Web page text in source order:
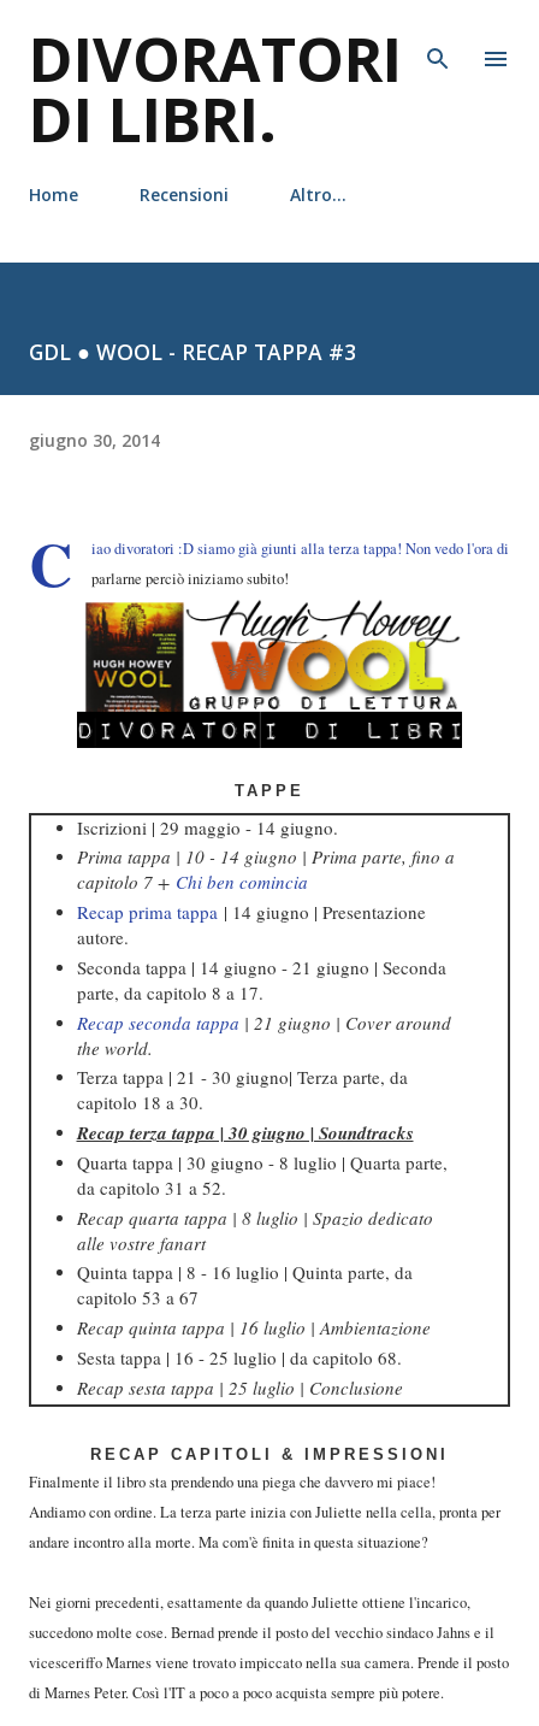
DIVORATORI
DI LIBRI.
Home Recensioni Altro…
GDL ● WOOL - RECAP TAPPA #3
giugno 30, 2014
C
iao divoratori :D siamo già giunti alla terza tappa! Non vedo l'ora di
parlarne perciò iniziamo subito!
TAPPE
Iscrizioni | 29 maggio - 14 giugno.
Prima tappa | 10 - 14 giugno | Prima parte, fino a
capitolo 7 + Chi ben comincia
Recap prima tappa| 14 giugno | Presentazione
autore.
Seconda tappa | 14 giugno - 21 giugno | Seconda
parte, da capitolo 8 a 17.
Recap seconda tappa | 21 giugno | Cover around
the world.
Terza tappa | 21 - 30 giugno| Terza parte, da
capitolo 18 a 30.
Recap terza tappa | 30 giugno | Soundtracks
Quarta tappa | 30 giugno - 8 luglio | Quarta parte,
da capitolo 31 a 52.
Recap quarta tappa | 8 luglio | Spazio dedicato
alle vostre fanart
Quinta tappa | 8 - 16 luglio | Quinta parte, da
capitolo 53 a 67
Recap quinta tappa | 16 luglio | Ambientazione
Sesta tappa | 16 - 25 luglio | da capitolo 68.
Recap sesta tappa | 25 luglio | Conclusione
RECAP CAPITOLI & IMPRESSIONI
Finalmente il libro sta prendendo una piega che davvero mi piace!
Andiamo con ordine. La terza parte inizia con Juliette nella cella, pronta per
andare incontro alla morte. Ma com'è finita in questa situazione?
Nei giorni precedenti, esattamente da quando Juliette ottiene l'incarico,
succedono molte cose. Bernad prende il posto del vecchio sindaco Jahns e il
vicesceriffo Marnes viene trovato impiccato nella sua camera. Prende il posto
di Marnes Peter. Così l'IT a poco a poco acquista sempre più potere.